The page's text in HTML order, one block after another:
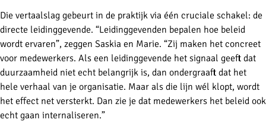
Die vertaalslag gebeurt in de praktijk via één cruciale schakel: de
directe leidinggevende. “Leidinggevenden bepalen hoe beleid
wordt ervaren”, zeggen Saskia en Marie. “Zij maken het concreet
voor medewerkers. Als een leidinggevende het signaal geeft dat
duurzaamheid niet echt belangrijk is, dan ondergraaft dat het
hele verhaal van je organisatie. Maar als die lijn wél klopt, wordt
het effect net versterkt. Dan zie je dat medewerkers het beleid ook
echt gaan internaliseren.”